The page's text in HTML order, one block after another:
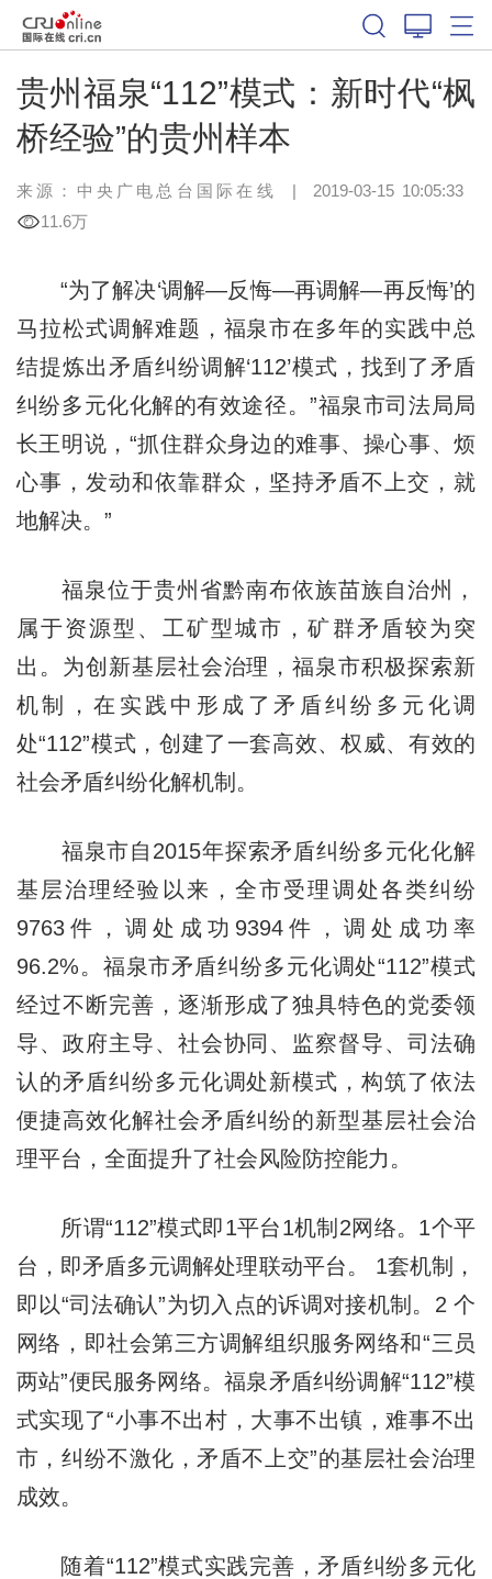
贵州福泉“112”模式：新时代“枫
桥经验”的贵州样本
来源： 中央广电总台国际在线 | 2019-03-15 10:05:33
11.6万
“为了解决‘调解—反悔—再调解—再反悔’的
马拉松式调解难题，福泉市在多年的实践中总
结提炼出矛盾纠纷调解‘112’模式，找到了矛盾
纠纷多元化化解的有效途径。”福泉市司法局局
长王明说，“抓住群众身边的难事、操心事、烦
心事，发动和依靠群众，坚持矛盾不上交，就
地解决。”
福泉位于贵州省黔南布依族苗族自治州，
属于资源型、工矿型城市，矿群矛盾较为突
出。为创新基层社会治理，福泉市积极探索新
机制，在实践中形成了矛盾纠纷多元化调
处“112”模式，创建了一套高效、权威、有效的
社会矛盾纠纷化解机制。
福泉市自2015年探索矛盾纠纷多元化化解
基层治理经验以来，全市受理调处各类纠纷
9763件，调处成功9394件，调处成功率
96.2%。福泉市矛盾纠纷多元化调处“112”模式
经过不断完善，逐渐形成了独具特色的党委领
导、政府主导、社会协同、监察督导、司法确
认的矛盾纠纷多元化调处新模式，构筑了依法
便捷高效化解社会矛盾纠纷的新型基层社会治
理平台，全面提升了社会风险防控能力。
所谓“112”模式即1平台1机制2网络。1个平
台，即矛盾多元调解处理联动平台。 1套机制，
即以“司法确认”为切入点的诉调对接机制。2 个
网络，即社会第三方调解组织服务网络和“三员
两站”便民服务网络。福泉矛盾纠纷调解“112”模
式实现了“小事不出村，大事不出镇，难事不出
市，纠纷不激化，矛盾不上交”的基层社会治理
成效。
随着“112”模式实践完善，矛盾纠纷多元化